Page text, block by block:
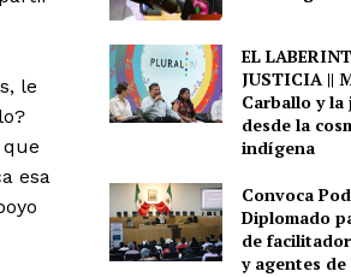
le
esa
EL
JUSTICIA ||
Carballo y
desde la
indígena
Convoca
Diplomado
de
y agentes de